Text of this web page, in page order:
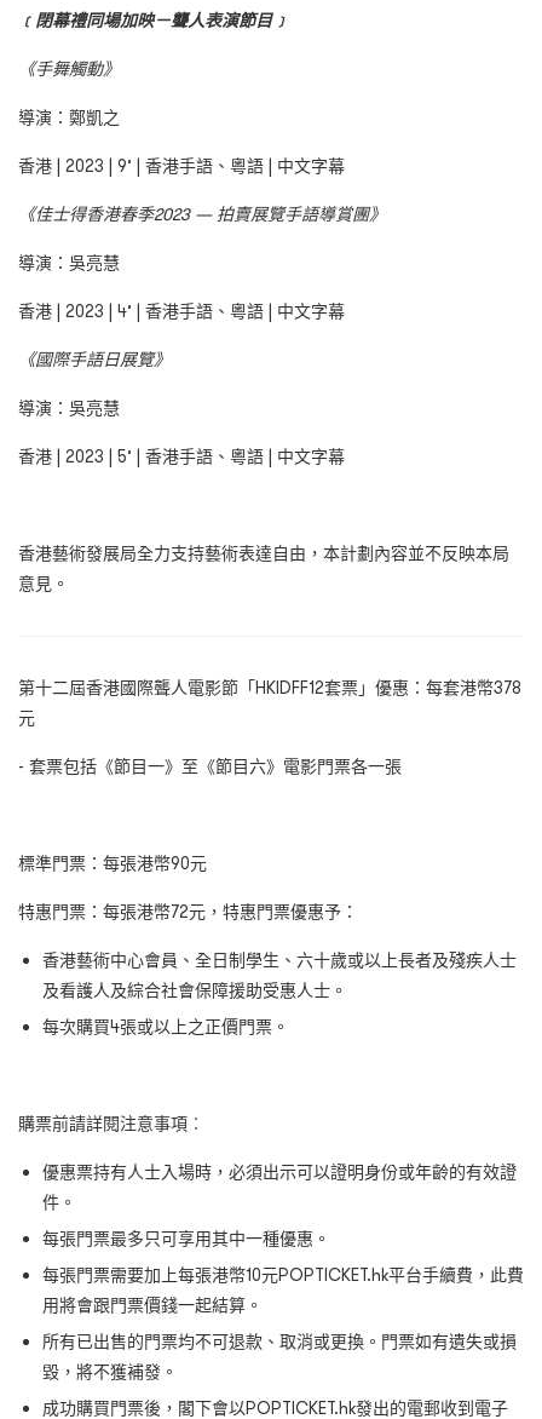
﹝閉幕禮同場加映－聾人表演節目﹞
《手舞觸動》
導演：鄭凱之
香港 | 2023 | 9’ | 香港手語、粵語 | 中文字幕
《佳士得香港春季2023 — 拍賣展覽手語導賞團》
導演：吳亮慧
香港 | 2023 | 4’ | 香港手語、粵語 | 中文字幕
《國際手語日展覽》
導演：吳亮慧
香港 | 2023 | 5’ | 香港手語、粵語 | 中文字幕
香港藝術發展局全力支持藝術表達自由，本計劃內容並不反映本局
意見。
第十二屆香港國際聾人電影節「HKIDFF12套票」優惠：每套港幣378
元
- 套票包括《節目一》至《節目六》電影門票各一張
標準門票：每張港幣90元
特惠門票：每張港幣72元，特惠門票優惠予：
香港藝術中心會員、全日制學生、六十歲或以上長者及殘疾人士
及看護人及綜合社會保障援助受惠人士。
每次購買4張或以上之正價門票。
購票前請詳閱注意事項︰
優惠票持有人士入場時，必須出示可以證明身份或年齡的有效證
件。
每張門票最多只可享用其中一種優惠。
每張門票需要加上每張港幣10元POPTICKET.hk平台手續費，此費
用將會跟門票價錢一起結算。
所有已出售的門票均不可退款、取消或更換。門票如有遺失或損
毀，將不獲補發。
成功購買門票後，閣下會以POPTICKET.hk發出的電郵收到電子